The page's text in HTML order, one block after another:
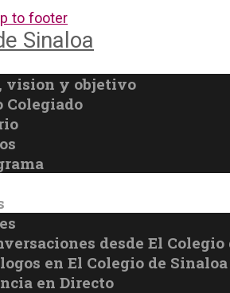
to footer
vision y objetivo
Colegiado
desde El
en El Colegio de Sinaloa
en Directo